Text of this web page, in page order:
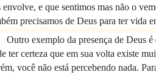
envolve, e que sentimos mas não o
precisamos de Deus para ter vida
Outro exemplo da presença de Deus
ter certeza que em sua volta existe
você não está percebendo nada.